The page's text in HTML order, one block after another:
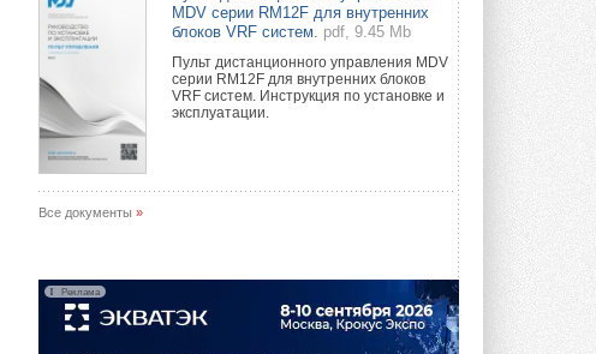
MDV серии RM12F для внутренних
блоков VRF систем.
pdf, 9.45 Mb
Пульт дистанционного управления MDV
серии RM12F для внутренних блоков
VRF систем. Инструкция по установке и
эксплуатации.
Все документы »
Реклама